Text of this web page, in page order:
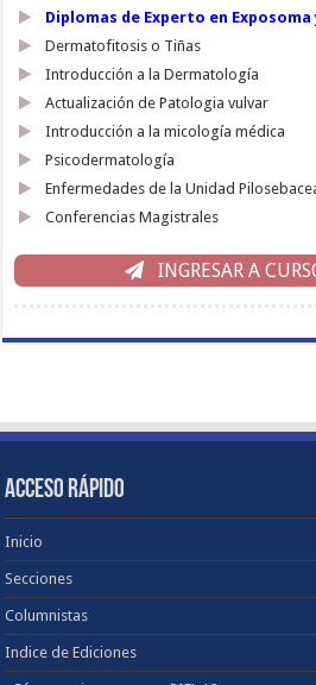
Diplomas de Experto en Exposoma
Dermatofitosis o Tiñas
Introducción a la Dermatología
Actualización de Patologia vulvar
Introducción a la micología médica
Psicodermatología
Enfermedades de la Unidad
Conferencias Magistrales
INGRESAR A
ACCESO RÁPIDO
Inicio
Secciones
Columnistas
Indice de Ediciones